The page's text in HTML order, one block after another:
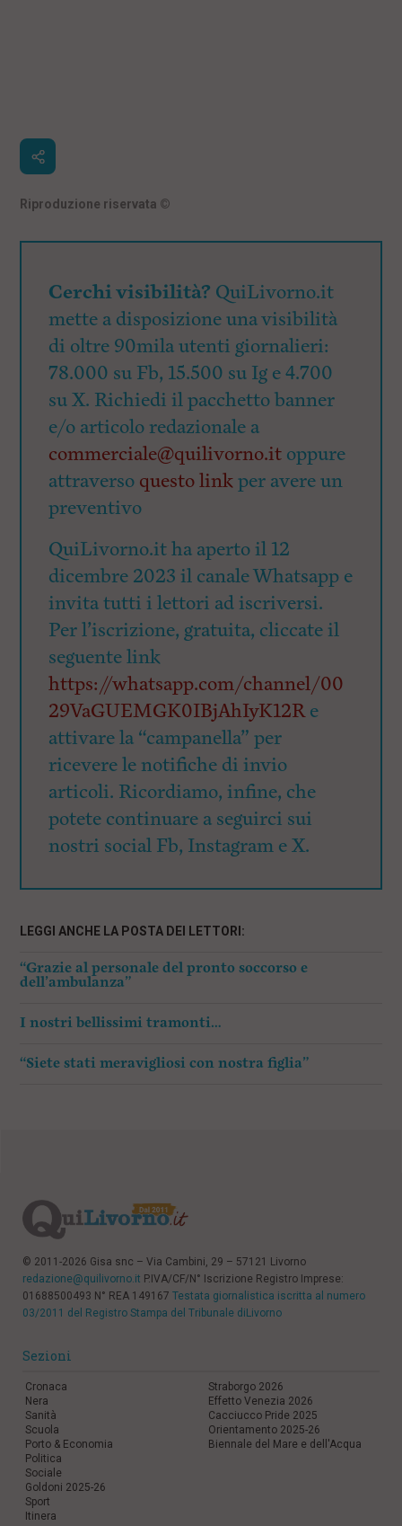
Riproduzione riservata ©
Cerchi visibilità? QuiLivorno.it
mette a disposizione una visibilità
di oltre 90mila utenti giornalieri:
78.000 su Fb, 15.500 su Ig e 4.700
su X. Richiedi il pacchetto banner
e/o articolo redazionale a
commerciale@quilivorno.it oppure
attraverso questo linkper avere un
preventivo
QuiLivorno.it ha aperto il 12
dicembre 2023 il canale Whatsapp e
invita tutti i lettori ad iscriversi.
Per l’iscrizione, gratuita, cliccate il
seguente link
https://whatsapp.com/channel/00
29VaGUEMGK0IBjAhIyK12Re
attivare la “campanella” per
ricevere le notifiche di invio
articoli. Ricordiamo, infine, che
potete continuare a seguirci sui
nostri social Fb, Instagram e X.
LEGGI ANCHE LA POSTA DEI LETTORI:
“Grazie al personale del pronto soccorso e
dell’ambulanza”
I nostri bellissimi tramonti…
“Siete stati meravigliosi con nostra figlia”
© 2011-2026 Gisa snc – Via Cambini, 29 – 57121 Livorno
redazione@quilivorno.it P.IVA/CF/N° Iscrizione Registro Imprese:
01688500493 N° REA 149167 Testata giornalistica iscritta al numero
03/2011 del Registro Stampa del Tribunale diLivorno
Sezioni
Cronaca
Nera
Sanità
Scuola
Porto & Economia
Politica
Sociale
Goldoni 2025-26
Sport
Itinera
Straborgo 2026
Effetto Venezia 2026
Cacciucco Pride 2025
Orientamento 2025-26
Biennale del Mare e dell'Acqua